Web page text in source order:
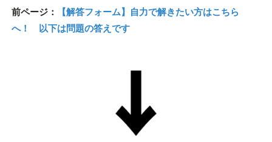
前ページ：
【解答フォーム】自力で解きたい方はこちら
へ！ 以下は問題の答えです